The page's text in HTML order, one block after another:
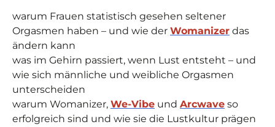
warum Frauen statistisch gesehen seltener
Orgasmen haben – und wie der Womanizer das
ändern kann
was im Gehirn passiert, wenn Lust entsteht – und
wie sich männliche und weibliche Orgasmen
unterscheiden
warum Womanizer, We-Vibe und Arcwave so
erfolgreich sind und wie sie die Lustkultur prägen